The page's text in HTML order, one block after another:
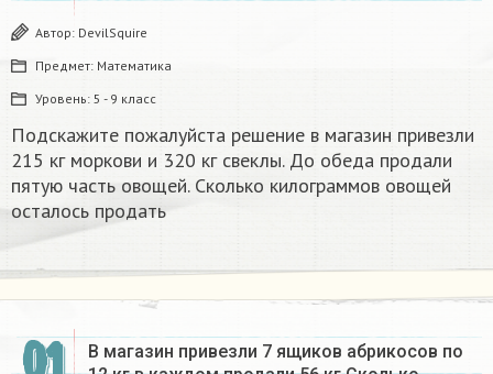
Автор: DevilSquire
Предмет: Математика
Уровень: 5 - 9 класс
Подскажите пожалуйста решение в магазин привезли
215 кг моркови и 320 кг свеклы. До обеда продали
пятую часть овощей. Сколько килограммов овощей
осталось продать
В магазин привезли 7 ящиков абрикосов по